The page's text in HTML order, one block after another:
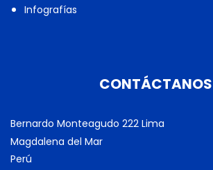
Infografías
CONTÁCTANOS
Bernardo Monteagudo 222 Lima
Magdalena del Mar
Perú